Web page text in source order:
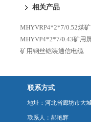
相关产品
MHYVRP4*2*7/0.52煤
MHYVP4*2*7/0.43矿用
矿用钢丝铠装通信电缆
联系方式
地址：河北省廊坊市大
联系人：郝艳辉